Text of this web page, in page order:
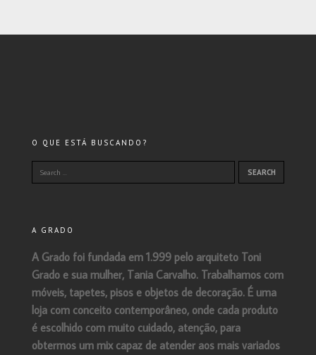
O QUE ESTÁ BUSCANDO?
A GRADO
A Grado foi fundada em 1.999 pelo arquiteto Toni
Grado e sua mulher, Tania Carvalho. Trabalhamos com
móveis, tapetes, pisos e objetos de decoração. É uma
loja com conceito contemporâneo, onde cada produto
é escolhido com muito cuidado, atenção, para
obtermos um mix capaz de atender aos mais variados